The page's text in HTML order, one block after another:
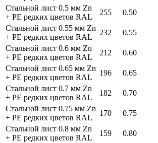
Стальной лист 0.5 мм Zn
+ PE редких цветов RAL
255 0.50
Стальной лист 0.55 мм Zn
+ PE редких цветов RAL
232 0.55
Стальной лист 0.6 мм Zn
+ PE редких цветов RAL
212 0.60
Стальной лист 0.65 мм Zn
+ PE редких цветов RAL
196 0.65
Стальной лист 0.7 мм Zn
+ PE редких цветов RAL
182 0.70
Стальной лист 0.75 мм Zn
+ PE редких цветов RAL
170 0.75
Стальной лист 0.8 мм Zn
+ PE редких цветов RAL
159 0.80